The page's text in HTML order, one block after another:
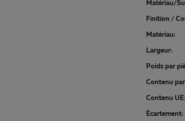
Matériau/
Finition /
Matériau:
Largeur:
Poids par
Contenu
Contenu UE:
Écartement: